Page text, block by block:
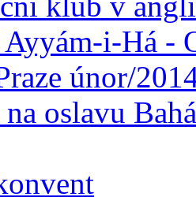
i-Há -
únor/
na oslavu